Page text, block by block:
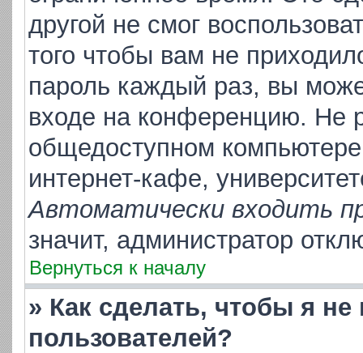
другой не смог
того чтобы вам не
пароль каждый раз, вы
входе на конференцию. Не
общедоступном
интернет-кафе,
Автоматически входить
значит, администратор
Вернуться к началу
» Как сделать, чтобы я
пользователей?